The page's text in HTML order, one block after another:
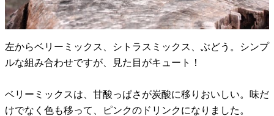
左からベリーミックス、シトラスミックス、ぶどう。シンプ
ルな組み合わせですが、見た目がキュート！
ベリーミックスは、甘酸っぱさが炭酸に移りおいしい。味だ
けでなく色も移って、ピンクのドリンクになりました。